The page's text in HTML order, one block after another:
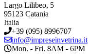
Largo Lilibeo, 5
95123 Catania
Italia
+39 (095) 8996707
info@impreseinvetrina.it
Mon. - Fri. 8AM - 6PM